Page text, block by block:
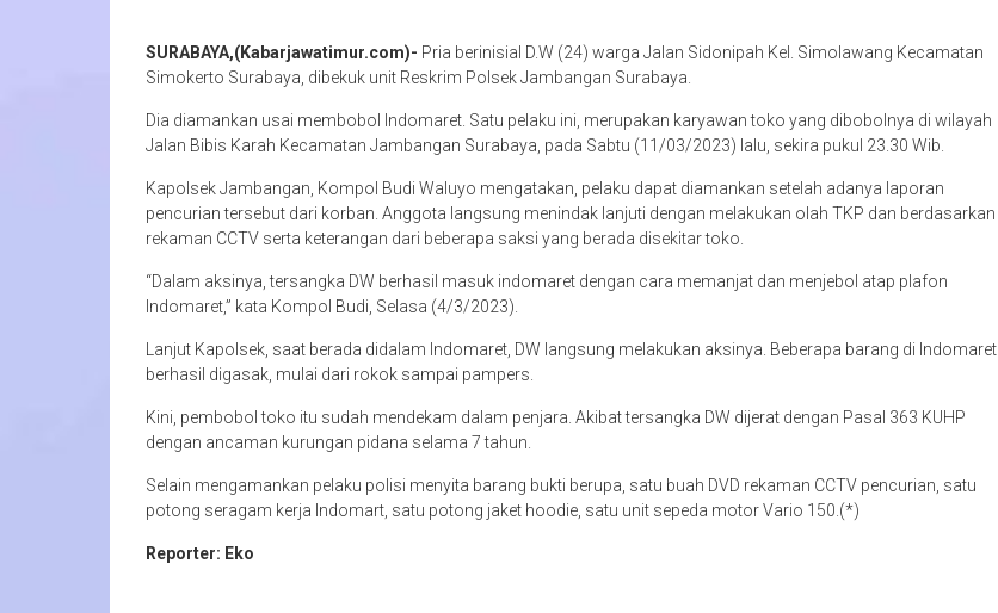
SURABAYA,(Kabarjawatimur.com)- Pria berinisial D.W (24) warga Jalan Sidonipah Kel. Simolawang Kecamatan
Simokerto Surabaya, dibekuk unit Reskrim Polsek Jambangan Surabaya.
Dia diamankan usai membobol Indomaret. Satu pelaku ini, merupakan karyawan toko yang dibobolnya di wilayah
Jalan Bibis Karah Kecamatan Jambangan Surabaya, pada Sabtu (11/03/2023) lalu, sekira pukul 23.30 Wib.
Kapolsek Jambangan, Kompol Budi Waluyo mengatakan, pelaku dapat diamankan setelah adanya laporan
pencurian tersebut dari korban. Anggota langsung menindak lanjuti dengan melakukan olah TKP dan berdasarkan
rekaman CCTV serta keterangan dari beberapa saksi yang berada disekitar toko.
“Dalam aksinya, tersangka DW berhasil masuk indomaret dengan cara memanjat dan menjebol atap plafon
Indomaret,” kata Kompol Budi, Selasa (4/3/2023).
Lanjut Kapolsek, saat berada didalam Indomaret, DW langsung melakukan aksinya. Beberapa barang di Indomaret
berhasil digasak, mulai dari rokok sampai pampers.
Kini, pembobol toko itu sudah mendekam dalam penjara. Akibat tersangka DW dijerat dengan Pasal 363 KUHP
dengan ancaman kurungan pidana selama 7 tahun.
Selain mengamankan pelaku polisi menyita barang bukti berupa, satu buah DVD rekaman CCTV pencurian, satu
potong seragam kerja Indomart, satu potong jaket hoodie, satu unit sepeda motor Vario 150.(*)
Reporter: Eko